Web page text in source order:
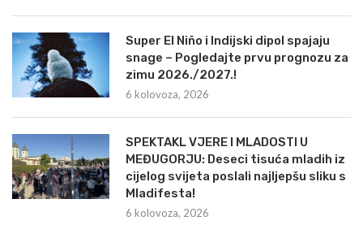
Super El Niño i Indijski dipol spajaju
snage – Pogledajte prvu prognozu za
zimu 2026./2027.!
6 kolovoza, 2026
SPEKTAKL VJERE I MLADOSTI U
MEĐUGORJU: Deseci tisuća mladih iz
cijelog svijeta poslali najljepšu sliku s
Mladifesta!
6 kolovoza, 2026